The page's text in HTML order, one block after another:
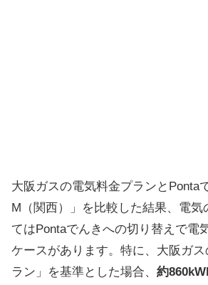
大阪ガスの電気料金プランとPonta
M（関西）」を比較した結果、電気
てはPontaでんきへの切り替えで電
ケースがあります。特に、大阪ガ
ラン」を基準とした場合、 約